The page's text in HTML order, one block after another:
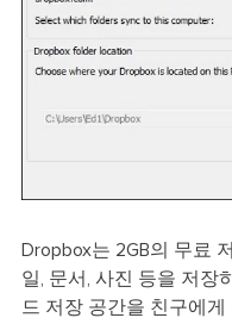
Dropbox는 2GB의 무료
일, 문서, 사진 등을 저장
드 저장 공간을 친구에